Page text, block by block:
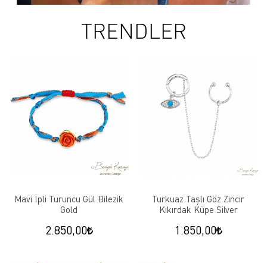
TRENDLER
Mavi İpli Turuncu Gül Bilezik
Gold
2.850,00
Turkuaz Taşlı Göz Zincir
Kıkırdak Küpe Silver
1.850,00